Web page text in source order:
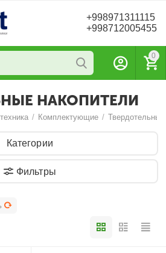
+998971311115
+998712005455
0
НАКОПИТЕЛИ
/ Комплектующие /
Категории
Фильтры